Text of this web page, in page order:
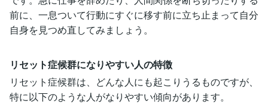
前に、一息ついて行動にすぐに移す前に立ち止まって自分
自身を見つめ直してみましょう。
リセット症候群になりやすい人の特徴
リセット症候群は、どんな人にも起こりうるものですが、
特に以下のような人がなりやすい傾向があります。